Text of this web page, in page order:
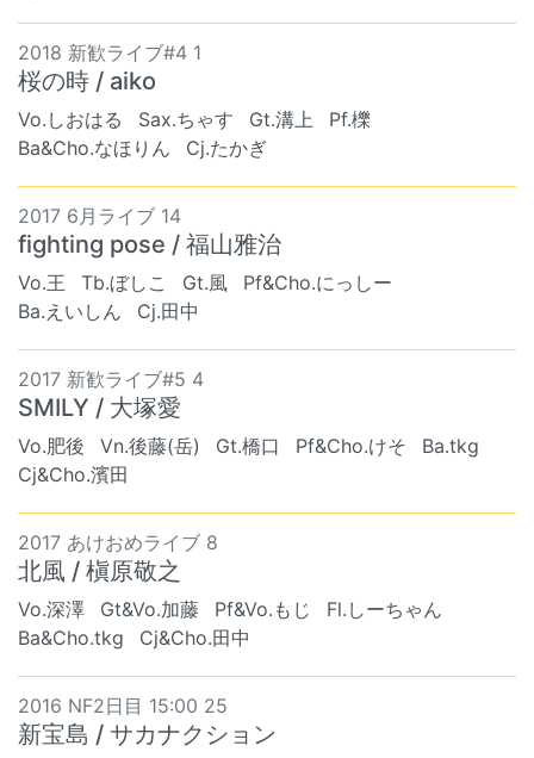
2018 新歓ライブ#4 1
桜の時 / aiko
Vo.しおはる Sax.ちゃす Gt.溝上
Pf.櫟
Ba&Cho.なほりん
Cj.たかぎ
2017 6月ライブ 14
fighting pose / 福山雅治
Vo.王 Tb.ぼしこ Gt.風
Pf&Cho.にっしー
Ba.えいしん
Cj.田中
2017 新歓ライブ#5 4
SMILY / 大塚愛
Vo.肥後 Vn.後藤(岳) Gt.橋口 Pf&Cho.けそ
Ba.tkg
Cj&Cho.濱田
2017 あけおめライブ 8
北風 / 槇原敬之
Vo.深澤 Gt&Vo.加藤 Pf&Vo.もじ
Fl.しーちゃん
Ba&Cho.tkg
Cj&Cho.田中
2016 NF2日目 15:00 25
新宝島 / サカナクション